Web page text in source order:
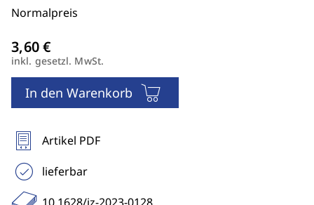
Normalpreis
inkl. gesetzl. MwSt.
In den Warenkorb
Artikel PDF
lieferbar